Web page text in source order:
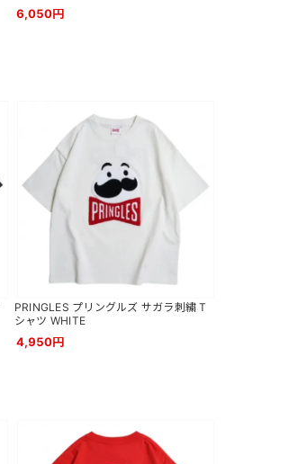
6,050円
PRINGLES プリングルズ サガラ刺繍 T
シャツ WHITE
4,950円